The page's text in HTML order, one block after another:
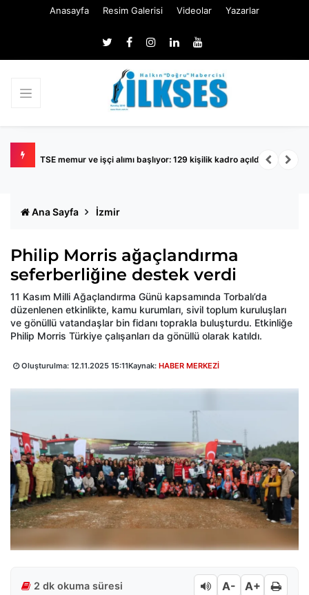
Anasayfa Resim Galerisi Videolar Yazarlar
TSE memur ve işçi alımı başlıyor: 129 kişilik kadro açıldı
Ana Sayfa İzmir
Philip Morris ağaçlandırma
seferberliğine destek verdi
11 Kasım Milli Ağaçlandırma Günü kapsamında Torbalı’da
düzenlenen etkinlikte, kamu kurumları, sivil toplum kuruluşları
ve gönüllü vatandaşlar bin fidanı toprakla buluşturdu. Etkinliğe
Philip Morris Türkiye çalışanları da gönüllü olarak katıldı.
Oluşturulma: 12.11.2025 15:11Kaynak: HABER MERKEZİ
2 dk okuma süresi A- A+